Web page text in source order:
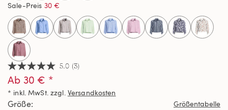
5.0
von
5
Sternen,
Durchschnittswert
5.0 (3)
Ab 30 € *
* inkl. MwSt. zzgl. Versandkosten
Sale-Preis 30 €
Größe Größentabelle